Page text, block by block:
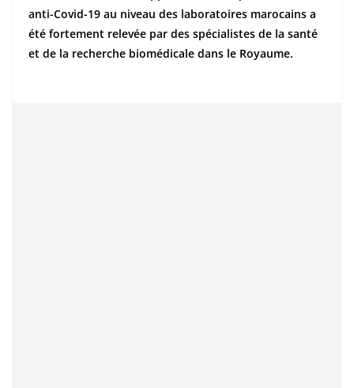
anti-Covid-19 au niveau des laboratoires marocains a
été fortement relevée par des spécialistes de la santé
et de la recherche biomédicale dans le Royaume.